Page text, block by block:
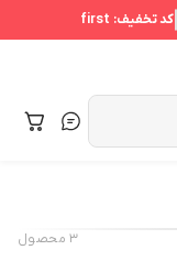
کد تخفیف: first
۳محصول